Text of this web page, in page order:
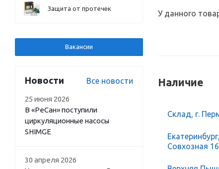
У данного
Наличие
Склад, г.
Совхозная 16
Защита от протечек
Вакансии
Новости Все новости
25 июня 2026
В «РеСан» поступили
циркуляционные насосы
SHIMGE
30 апреля 2026